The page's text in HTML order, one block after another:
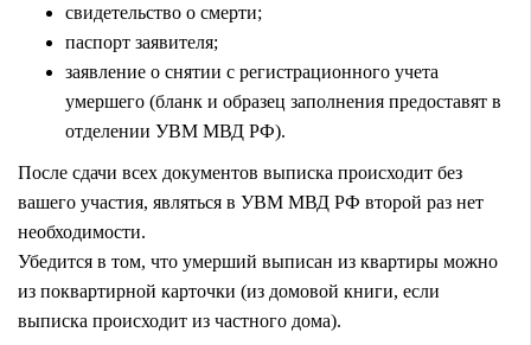
свидетельство о смерти;
паспорт заявителя;
заявление о снятии с регистрационного учета
умершего (бланк и образец заполнения предоставят в
отделении УВМ МВД РФ).
После сдачи всех документов выписка происходит без
вашего участия, являться в УВМ МВД РФ второй раз нет
необходимости.
Убедится в том, что умерший выписан из квартиры можно
из поквартирной карточки (из домовой книги, если
выписка происходит из частного дома).